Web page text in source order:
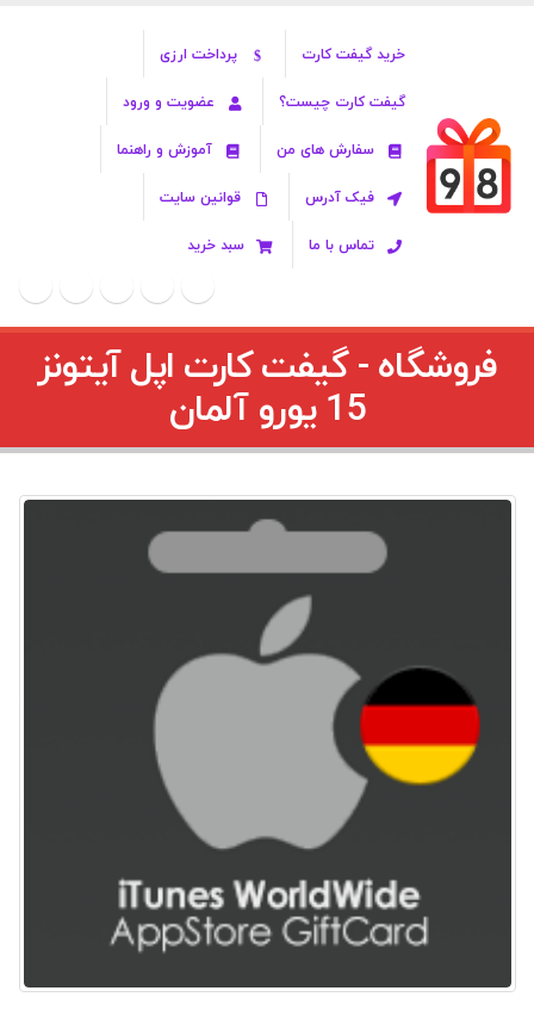
خرید گیفت کارت پرداخت ارزی
گیفت کارت چیست؟ عضویت و ورود
سفارش های من آموزش و راهنما
فیک آدرس قوانین سایت
تماس با ما سبد خرید
فروشگاه - گیفت کارت اپل آیتونز
15 یورو آلمان